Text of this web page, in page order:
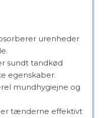
urenheder
sundt tandkød
egenskaber.
mundhygiejne og
tænderne effektivt